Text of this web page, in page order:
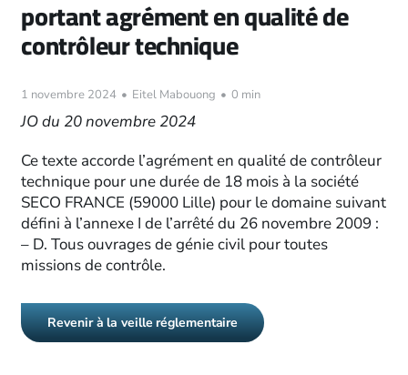
portant agrément en qualité de
contrôleur technique
1 novembre 2024 • Eitel Mabouong • 0 min
JO du 20 novembre 2024
Ce texte accorde l’agrément en qualité de contrôleur
technique pour une durée de 18 mois à la société
SECO FRANCE (59000 Lille) pour le domaine suivant
défini à l’annexe I de l’arrêté du 26 novembre 2009 :
– D. Tous ouvrages de génie civil pour toutes
missions de contrôle.
Revenir à la veille réglementaire